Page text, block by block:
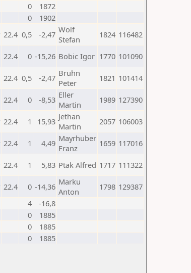
0
1872
0
1902
22.4 0,5 -2,47 Wolf
Stefan
1824 116482
22.4 0 -15,26 Bobic Igor 1770 101090
22.4 0,5 -2,47 Bruhn
Peter
1821 101414
22.4 0 -8,53 Eller
Martin
1989 127390
22.4 1 15,93 Jethan
Martin
2057 106003
22.4 1 4,49 Mayrhuber
Franz
1659 117016
22.4 1 5,83 Ptak Alfred 1717 111322
22.4 0 -14,36 Marku
Anton
1798 129387
4
-16,8
0
1885
0
1885
0
1885